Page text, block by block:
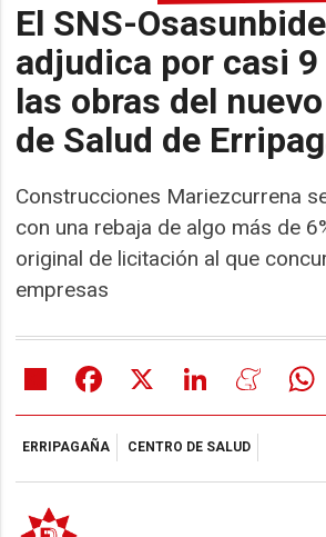
El SNS-
adjudica por casi
las obras del
de Salud de
Construcciones Mariezcurrena
con una rebaja de algo más de
original de licitación al que
empresas
Share Facebook LinkedIn
ERRIPAGAÑA CENTRO DE SALUD